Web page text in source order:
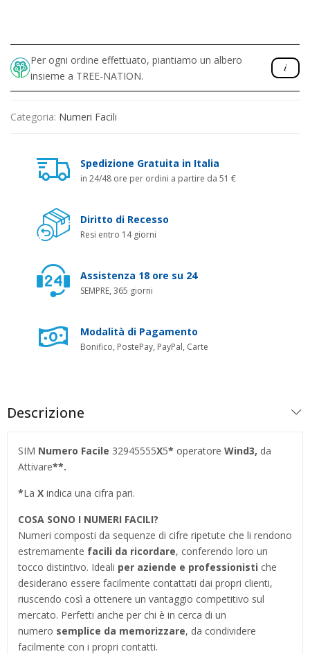
Per ogni ordine effettuato, piantiamo un albero
insieme a TREE-NATION.
Categoria: Numeri Facili
Spedizione Gratuita in Italia
in 24/48 ore per ordini a partire da 51 €
Diritto di Recesso
Resi entro 14 giorni
Assistenza 18 ore su 24
SEMPRE, 365 giorni
Modalità di Pagamento
Bonifico, PostePay, PayPal, Carte
Descrizione
SIM Numero Facile 32945555X5* operatore Wind3, da
Attivare**.
*La X indica una cifra pari.
COSA SONO I NUMERI FACILI?
Numeri composti da sequenze di cifre ripetute che li rendono
estremamente facili da ricordare, conferendo loro un
tocco distintivo. Ideali per aziende e professionisti che
desiderano essere facilmente contattati dai propri clienti,
riuscendo così a ottenere un vantaggio competitivo sul
mercato. Perfetti anche per chi è in cerca di un
numero semplice da memorizzare, da condividere
facilmente con i propri contatti.